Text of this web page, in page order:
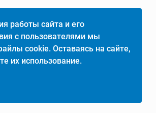
работы сайта и его
с пользователями мы
cookie. Оставаясь на сайте,
их использование.